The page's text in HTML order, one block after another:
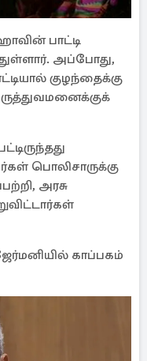
பாட்டி
அப்போது,
குழந்தைக்கு
பொலிசாருக்கு
அரசு
காப்பகம்